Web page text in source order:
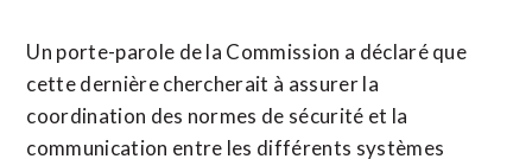
Un porte-parole de la Commission a déclaré que
cette dernière chercherait à assurer la
coordination des normes de sécurité et la
communication entre les différents systèmes